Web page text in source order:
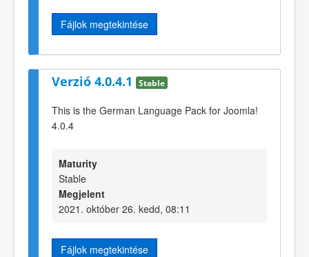
Fájlok megtekintése
Verzió 4.0.4.1 Stable
This is the German Language Pack for Joomla!
4.0.4
Maturity
Stable
Megjelent
2021. október 26. kedd, 08:11
Fájlok megtekintése